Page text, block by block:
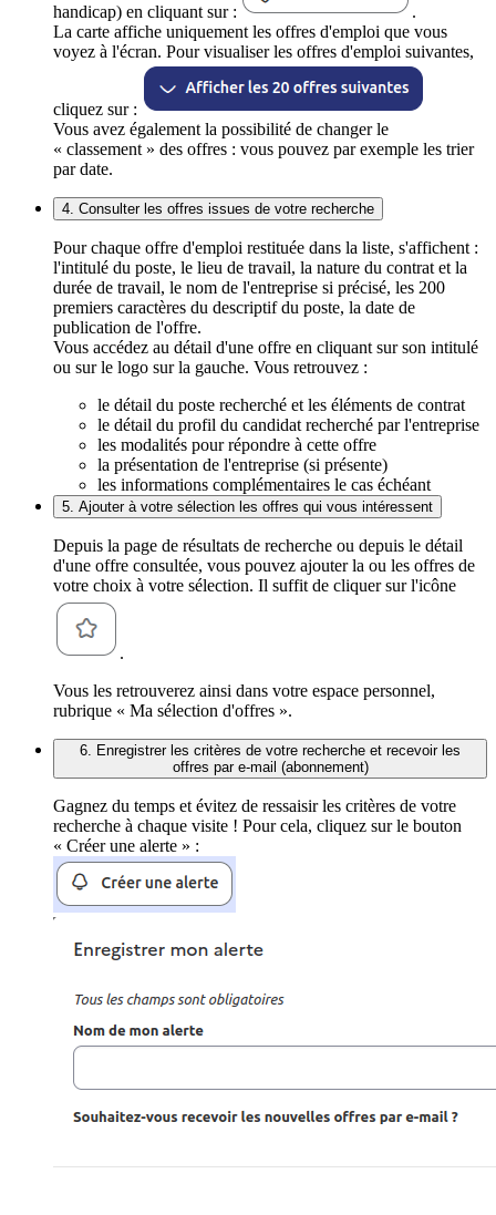
handicap) en cliquant sur :
.
La carte affiche uniquement les offres d'emploi que vous
voyez à l'écran. Pour visualiser les offres d'emploi suivantes,
cliquez sur :
Vous avez également la possibilité de changer le
« classement » des offres : vous pouvez par exemple les trier
par date.
4. Consulter les offres issues de votre recherche
Pour chaque offre d'emploi restituée dans la liste, s'affichent :
l'intitulé du poste, le lieu de travail, la nature du contrat et la
durée de travail, le nom de l'entreprise si précisé, les 200
premiers caractères du descriptif du poste, la date de
publication de l'offre.
Vous accédez au détail d'une offre en cliquant sur son intitulé
ou sur le logo sur la gauche. Vous retrouvez :
le détail du poste recherché et les éléments de contrat
le détail du profil du candidat recherché par l'entreprise
les modalités pour répondre à cette offre
la présentation de l'entreprise (si présente)
les informations complémentaires le cas échéant
5. Ajouter à votre sélection les offres qui vous intéressent
Depuis la page de résultats de recherche ou depuis le détail
d'une offre consultée, vous pouvez ajouter la ou les offres de
votre choix à votre sélection. Il suffit de cliquer sur l'icône
.
Vous les retrouverez ainsi dans votre espace personnel,
rubrique « Ma sélection d'offres ».
6. Enregistrer les critères de votre recherche et recevoir les
offres par e-mail (abonnement)
Gagnez du temps et évitez de ressaisir les critères de votre
recherche à chaque visite ! Pour cela, cliquez sur le bouton
« Créer une alerte » :